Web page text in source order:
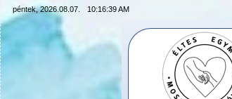
Ugrás
a
tartalomra
péntek, 2026.08.07. 10:16:40 AM